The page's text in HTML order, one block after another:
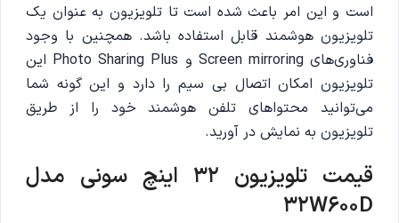
است و این امر باعث شده است تا تلویزیون به عنوان یک
تلویزیون هوشمند قابل استفاده باشد. همچنین با وجود
فناوری‌های Screen mirroring و Photo Sharing Plus این
تلویزیون امکان اتصال بی سیم را دارد و این گونه شما
می‌توانید محتواهای تلفن هوشمند خود را از طریق
تلویزیون به نمایش در آورید.
قیمت تلویزیون 32 اینچ سونی مدل
32W600D